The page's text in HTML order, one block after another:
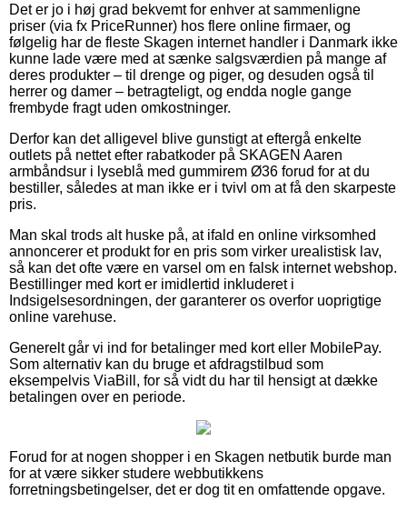
Det er jo i høj grad bekvemt for enhver at sammenligne
priser (via fx PriceRunner) hos flere online firmaer, og
følgelig har de fleste Skagen internet handler i Danmark ikke
kunne lade være med at sænke salgsværdien på mange af
deres produkter – til drenge og piger, og desuden også til
herrer og damer – betragteligt, og endda nogle gange
frembyde fragt uden omkostninger.
Derfor kan det alligevel blive gunstigt at eftergå enkelte
outlets på nettet efter rabatkoder på SKAGEN Aaren
armbåndsur i lyseblå med gummirem Ø36 forud for at du
bestiller, således at man ikke er i tvivl om at få den skarpeste
pris.
Man skal trods alt huske på, at ifald en online virksomhed
annoncerer et produkt for en pris som virker urealistisk lav,
så kan det ofte være en varsel om en falsk internet webshop.
Bestillinger med kort er imidlertid inkluderet i
Indsigelsesordningen, der garanterer os overfor uoprigtige
online varehuse.
Generelt går vi ind for betalinger med kort eller MobilePay.
Som alternativ kan du bruge et afdragstilbud som
eksempelvis ViaBill, for så vidt du har til hensigt at dække
betalingen over en periode.
Forud for at nogen shopper i en Skagen netbutik burde man
for at være sikker studere webbutikkens
forretningsbetingelser, det er dog tit en omfattende opgave.